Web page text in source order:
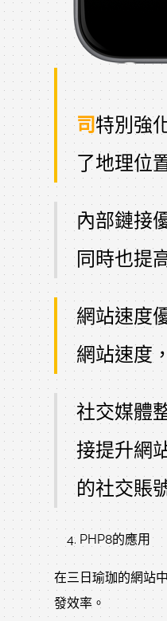
司特別強
了地理位
內部鏈接
同時也提
網站速度
網站速度
社交媒體
接提升網
的社交賬
PHP8的應用
在三日瑜珈的網站
發效率。